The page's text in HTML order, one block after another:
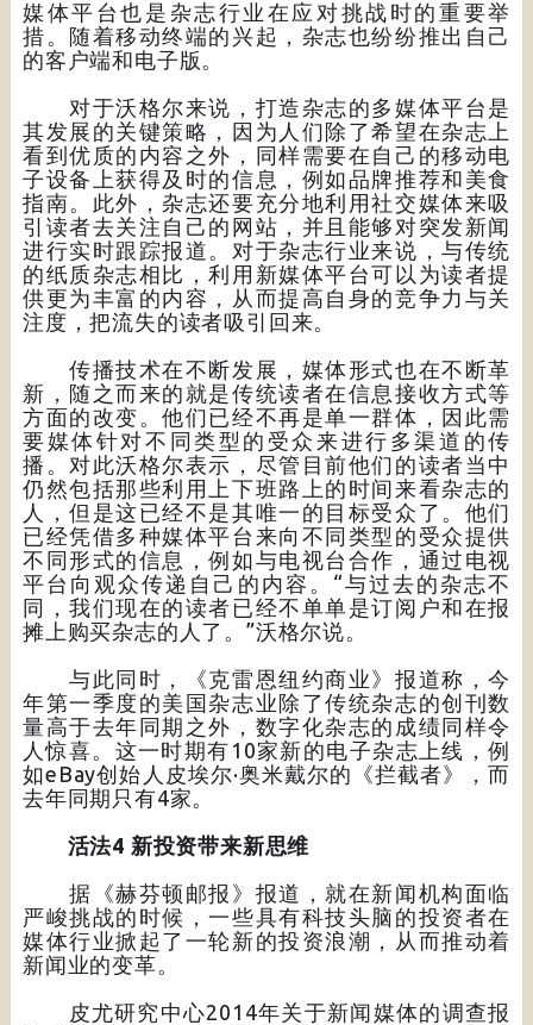
媒体平台也是杂志行业在应对挑战时的重要举
措。随着移动终端的兴起，杂志也纷纷推出自己
的客户端和电子版。
对于沃格尔来说，打造杂志的多媒体平台是
其发展的关键策略，因为人们除了希望在杂志上
看到优质的内容之外，同样需要在自己的移动电
子设备上获得及时的信息，例如品牌推荐和美食
指南。此外，杂志还要充分地利用社交媒体来吸
引读者去关注自己的网站，并且能够对突发新闻
进行实时跟踪报道。对于杂志行业来说，与传统
的纸质杂志相比，利用新媒体平台可以为读者提
供更为丰富的内容，从而提高自身的竞争力与关
注度，把流失的读者吸引回来。
传播技术在不断发展，媒体形式也在不断革
新，随之而来的就是传统读者在信息接收方式等
方面的改变。他们已经不再是单一群体，因此需
要媒体针对不同类型的受众来进行多渠道的传
播。对此沃格尔表示，尽管目前他们的读者当中
仍然包括那些利用上下班路上的时间来看杂志的
人，但是这已经不是其唯一的目标受众了。他们
已经凭借多种媒体平台来向不同类型的受众提供
不同形式的信息，例如与电视台合作，通过电视
平台向观众传递自己的内容。“与过去的杂志不
同，我们现在的读者已经不单单是订阅户和在报
摊上购买杂志的人了。”沃格尔说。
与此同时，《克雷恩纽约商业》报道称，今
年第一季度的美国杂志业除了传统杂志的创刊数
量高于去年同期之外，数字化杂志的成绩同样令
人惊喜。这一时期有10家新的电子杂志上线，例
如eBay创始人皮埃尔·奥米戴尔的《拦截者》，而
去年同期只有4家。
活法4 新投资带来新思维
据《赫芬顿邮报》报道，就在新闻机构面临
严峻挑战的时候，一些具有科技头脑的投资者在
媒体行业掀起了一轮新的投资浪潮，从而推动着
新闻业的变革。
皮尤研究中心2014年关于新闻媒体的调查报